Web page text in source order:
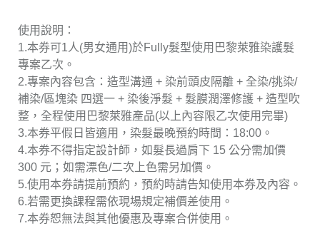
使用說明：
1.本券可1人(男女通用)於Fully髮型使用巴黎萊雅染護髮
專案乙次。
2.專案內容包含：造型溝通 + 染前頭皮隔離 + 全染/挑染/
補染/區塊染 四選一 + 染後淨髮 + 髮膜潤澤修護 + 造型吹
整，全程使用巴黎萊雅產品(以上內容限乙次使用完畢)
3.本券平假日皆適用，染髮最晚預約時間：18:00。
4.本券不得指定設計師，如髮長過肩下 15 公分需加價
300 元；如需漂色/二次上色需另加價。
5.使用本券請提前預約，預約時請告知使用本券及內容。
6.若需更換課程需依現場規定補價差使用。
7.本券恕無法與其他優惠及專案合併使用。